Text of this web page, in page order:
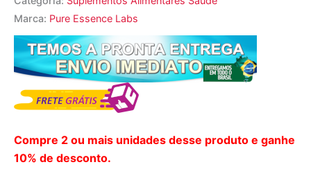
Marca: Pure Essence Labs
Compre 2 ou mais unidades desse produto e ganhe
10% de desconto.